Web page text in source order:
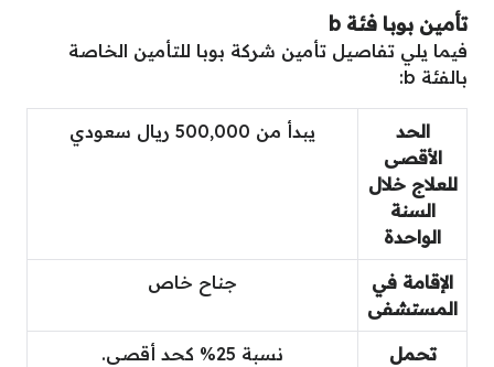
تأمين بوبا فئة b
فيما يلي تفاصيل تأمين شركة بوبا للتأمين الخاصة
بالفئة b:
الحد
الأقصى
للعلاج خلال
السنة
الواحدة
يبدأ من 500,000 ريال سعودي
الإقامة في
المستشفى
جناح خاص
تحمل
نسبة 25% كحد أقصى.